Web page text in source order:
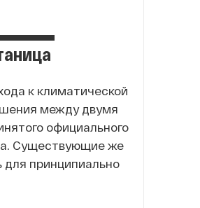
к климатической
между двумя
официального
Существующие же
принципиально